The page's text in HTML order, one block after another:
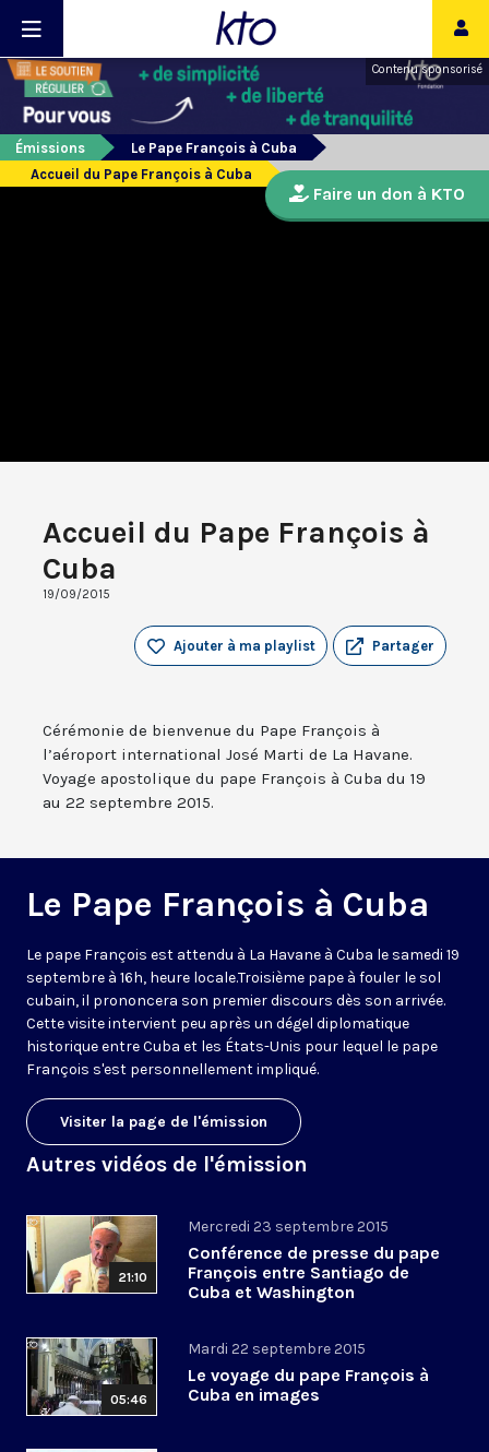
Contenu sponsorisé
Émissions
Le Pape François à Cuba
Accueil du Pape François à Cuba
Accueil du Pape François à
Cuba
19/09/2015
Partager
Ajouter à ma playlist
Cérémonie de bienvenue du Pape François à
l’aéroport international José Marti de La Havane.
Voyage apostolique du pape François à Cuba du 19
au 22 septembre 2015.
Le Pape François à Cuba
Le pape François est attendu à La Havane à Cuba le samedi 19
septembre à 16h, heure locale.Troisième pape à fouler le sol
cubain, il prononcera son premier discours dès son arrivée.
Cette visite intervient peu après un dégel diplomatique
historique entre Cuba et les États-Unis pour lequel le pape
François s'est personnellement impliqué.
Visiter la page de l'émission
Autres vidéos de l'émission
21:10
Mercredi 23 septembre 2015
Conférence de presse du pape
François entre Santiago de
Cuba et Washington
05:46
Mardi 22 septembre 2015
Le voyage du pape François à
Cuba en images
Faire un don à KTO